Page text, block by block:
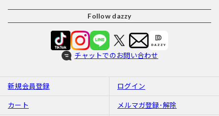
Follow dazzy
チャットでのお問い合わせ
新規会員登録 ログイン
カート メルマガ登録･解除